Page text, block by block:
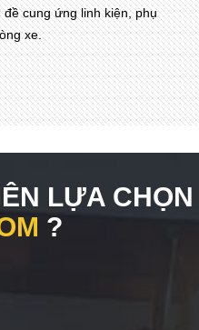
cung ứng linh kiện, phụ
xe.
LỰA CHỌN
?